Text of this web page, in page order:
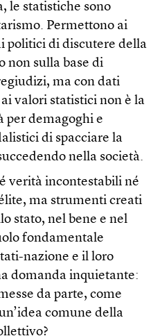
le statistiche sono
Permettono ai
politici di discutere della
non sulla base di
ma con dati
valori statistici non è la
per demagoghi e
di spacciare la
nella società.
verità incontestabili né
ma strumenti creati
stato, nel bene e nel
fondamentale
nazione e il loro
domanda inquietante:
da parte, come
comune della